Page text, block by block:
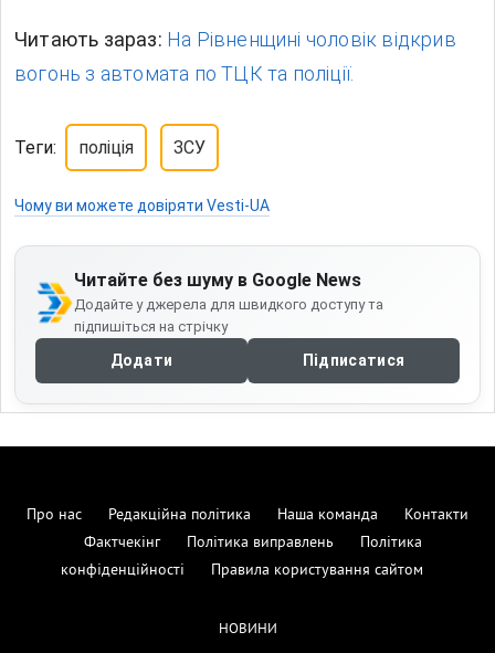
Читають зараз: На Рівненщині чоловік відкрив
вогонь з автомата по ТЦК та поліції.
Теги: поліція ЗСУ
Чому ви можете довіряти Vesti-UA
Читайте без шуму в Google News
Додайте у джерела для швидкого доступу та
підпишіться на стрічку
Додати Підписатися
Про нас Редакційна політика Наша команда
Контакти
Фактчекінг
Політика виправлень
Політика
конфіденційності
Правила користування сайтом
НОВИНИ